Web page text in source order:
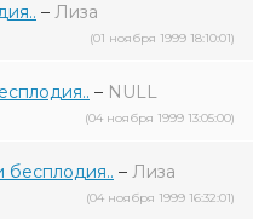
– Лиза
(01 ноября 1999 18:10:01)
– NULL
(04 ноября 1999 13:05:00)
бесплодия.. – Лиза
(04 ноября 1999 16:32:01)